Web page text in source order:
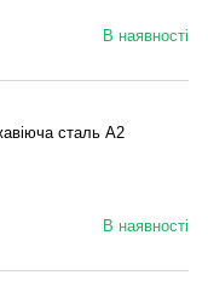
В наявності
сталь A2
В наявності